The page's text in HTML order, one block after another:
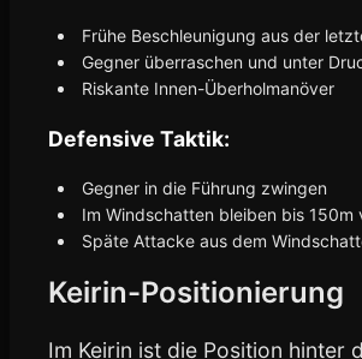
Frühe Beschleunigung aus der
Gegner überraschen und unter
Riskante Innen-Überholmanöver
Defensive Taktik:
Gegner in die Führung zwingen
Im Windschatten bleiben bis 150m
Späte Attacke aus dem
Keirin-Positionierung
Im Keirin ist die Position hinter